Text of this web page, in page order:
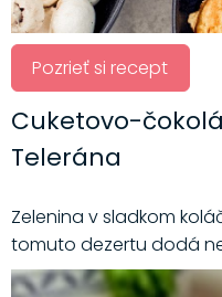
Pozrieť si recept
Cuketovo-
Telerána
Zelenina v sladkom
tomuto dezertu dodá